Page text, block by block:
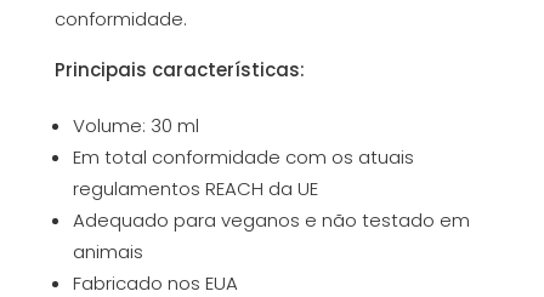
conformidade.
Principais características:
Volume: 30 ml
Em total conformidade com os atuais
regulamentos REACH da UE
Adequado para veganos e não testado em
animais
Fabricado nos EUA